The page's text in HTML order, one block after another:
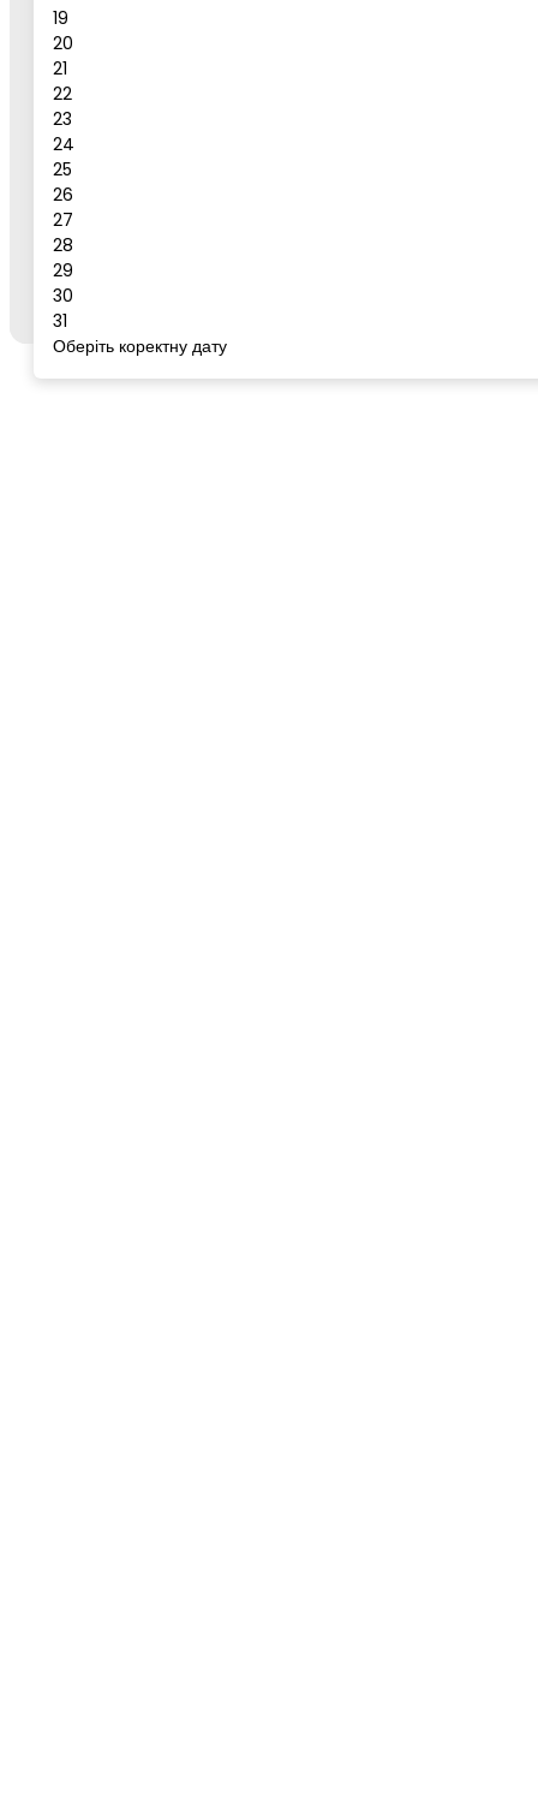
19
20
21
22
23
24
25
26
27
28
29
30
31
Оберіть коректну дату
Повідомлення
Щоб забронювати готель або тур, відкрийте цей
сервіс із сторінки бажаного готелю/туру на